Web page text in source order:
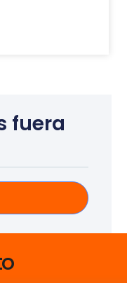
fuera